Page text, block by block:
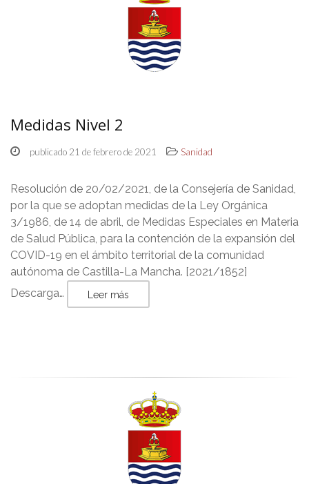
Medidas Nivel 2
publicado 21 de febrero de 2021 Sanidad
Resolución de 20/02/2021, de la Consejería de Sanidad,
por la que se adoptan medidas de la Ley Orgánica
3/1986, de 14 de abril, de Medidas Especiales en Materia
de Salud Pública, para la contención de la expansión del
COVID-19 en el ámbito territorial de la comunidad
autónoma de Castilla-La Mancha. [2021/1852]
Descarga…
Leer más